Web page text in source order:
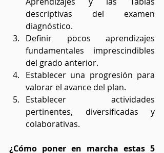
descriptivas del examen
diagnóstico.
Definir pocos aprendizajes
fundamentales imprescindibles
del grado anterior.
Establecer una progresión para
valorar el avance del plan.
Establecer actividades
pertinentes, diversificadas y
colaborativas.
¿Cómo poner en marcha estas 5